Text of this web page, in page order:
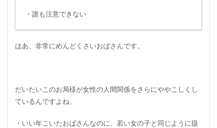
・誰も注意できない
はあ、非常にめんどくさいおばさんです。
だいたいこのお局様が女性の人間関係をさらにややこしくし
ているんですよね。
・いい年こいたおばさんなのに、若い女の子と同じように扱